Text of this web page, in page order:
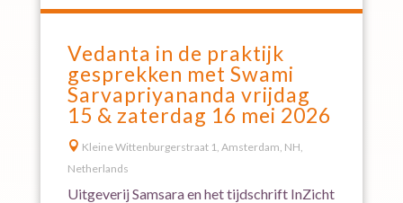
Vedanta in de praktijk
gesprekken met Swami
Sarvapriyananda vrijdag
15 & zaterdag 16 mei 2026
 Kleine Wittenburgerstraat 1, Amsterdam, NH,
Netherlands
Uitgeverij Samsara en het tijdschrift InZicht